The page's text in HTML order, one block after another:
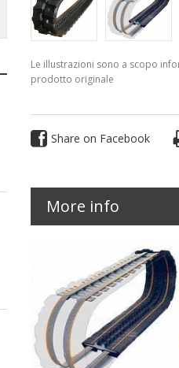
Le illustrazioni sono a scopo
prodotto originale
Share on Facebook
More info